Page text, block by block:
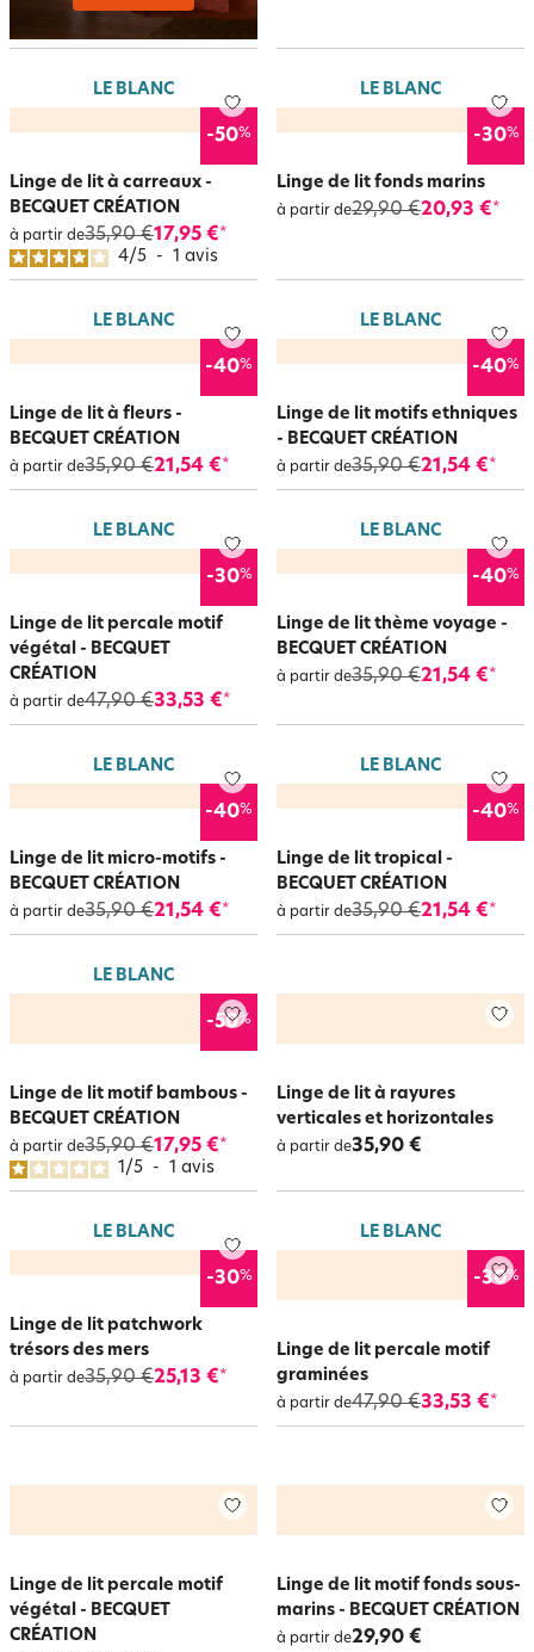
LE BLANC
-50%
Linge de lit à carreaux -
BECQUET CRÉATION
à partir de35,90 €17,95 €*
4/5 - 1 avis
LE BLANC
-30%
Linge de lit fonds marins
à partir de29,90 €20,93 €*
LE BLANC
-40%
Linge de lit à fleurs -
BECQUET CRÉATION
à partir de35,90 €21,54 €*
LE BLANC
-40%
Linge de lit motifs ethniques
- BECQUET CRÉATION
à partir de35,90 €21,54 €*
LE BLANC
-30%
Linge de lit percale motif
végétal - BECQUET
CRÉATION
à partir de47,90 €33,53 €*
LE BLANC
-40%
Linge de lit thème voyage -
BECQUET CRÉATION
à partir de35,90 €21,54 €*
LE BLANC
-40%
Linge de lit micro-motifs -
BECQUET CRÉATION
à partir de35,90 €21,54 €*
LE BLANC
-40%
Linge de lit tropical -
BECQUET CRÉATION
à partir de35,90 €21,54 €*
LE BLANC
-50%
Linge de lit motif bambous -
BECQUET CRÉATION
à partir de35,90 €17,95 €*
1/5 - 1 avis
Linge de lit à rayures
verticales et horizontales
à partir de35,90 €
LE BLANC
-30%
Linge de lit patchwork
trésors des mers
à partir de35,90 €25,13 €*
LE BLANC
-30%
Linge de lit percale motif
graminées
à partir de47,90 €33,53 €*
Linge de lit percale motif
végétal - BECQUET
CRÉATION
Linge de lit motif fonds sous-
marins - BECQUET CRÉATION
à partir de29,90 €